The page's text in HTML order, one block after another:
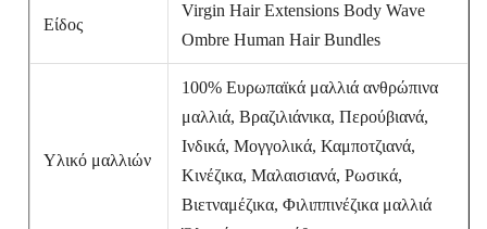
Είδος
Virgin Hair Extensions Body Wave
Ombre Human Hair Bundles
Υλικό μαλλιών
100% Ευρωπαϊκά μαλλιά ανθρώπινα
μαλλιά, Βραζιλιάνικα, Περούβιανά,
Ινδικά, Μογγολικά, Καμποτζιανά,
Κινέζικα, Μαλαισιανά, Ρωσικά,
Βιετναμέζικα, Φιλιππινέζικα μαλλιά